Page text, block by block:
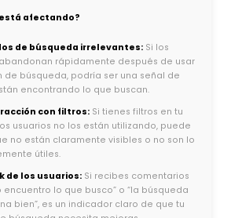
afectando?
de búsqueda irrelevantes: Si los
rápidamente después de usar
de búsqueda, podría ser una señal de
encontrando lo que buscan.
con filtros: Si tienes filtros en tu
usuarios no los están utilizando, puede
no están claramente visibles o no son lo
útiles.
de los usuarios: Si recibes comentarios
encuentro lo que busco” o “la búsqueda
bien”, es un indicador claro de que tu